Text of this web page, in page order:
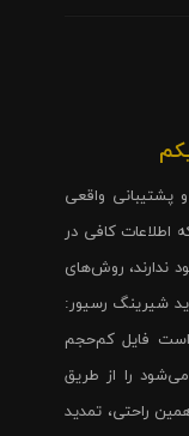
واقعی
اطلاعات کافی در
ندارند، روش‌های
شیرینگ رسیور:
فایل کم‌حجم
را از طریق
راحتی، تمدید